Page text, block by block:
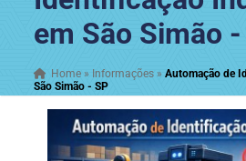
em São Simão
Home » Informações »Automação de
São Simão - SP